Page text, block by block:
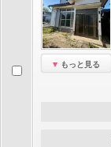
もっと見る